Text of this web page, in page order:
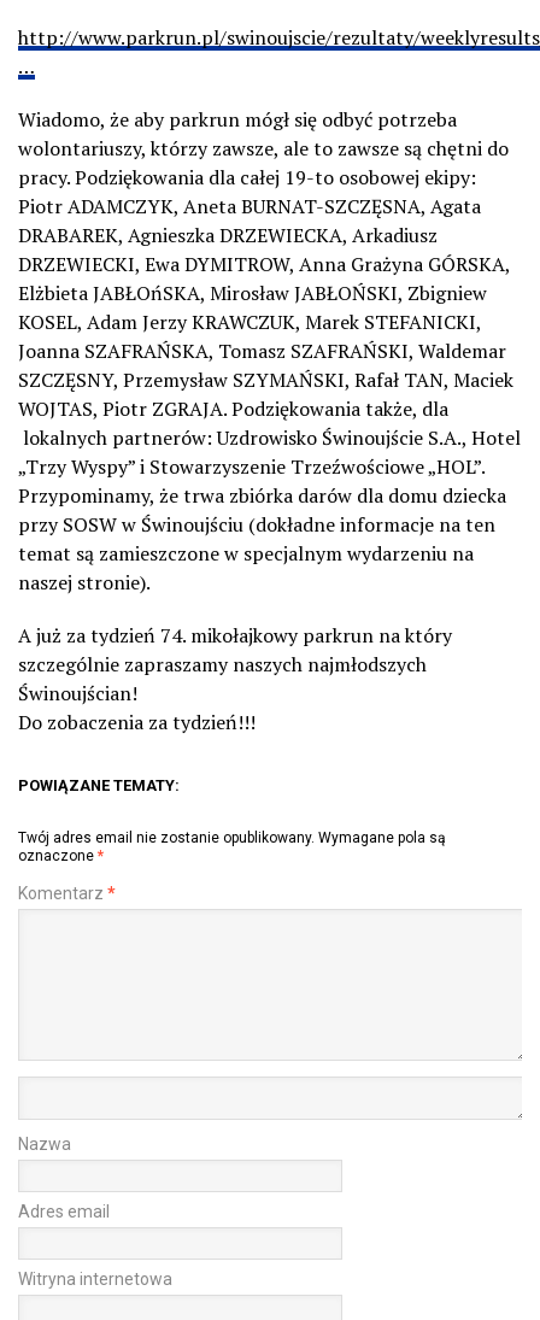
http://www.parkrun.pl/swinoujscie/rezultaty/
…
Wiadomo, że aby parkrun mógł się odbyć potrzeba
wolontariuszy, którzy zawsze, ale to zawsze są chętni do
pracy. Podziękowania dla całej 19-to osobowej ekipy:
Piotr ADAMCZYK, Aneta BURNAT-SZCZĘSNA, Agata
DRABAREK, Agnieszka DRZEWIECKA, Arkadiusz
DRZEWIECKI, Ewa DYMITROW, Anna Grażyna GÓRSKA,
Elżbieta JABŁOńSKA, Mirosław JABŁOŃSKI, Zbigniew
KOSEL, Adam Jerzy KRAWCZUK, Marek STEFANICKI,
Joanna SZAFRAŃSKA, Tomasz SZAFRAŃSKI, Waldemar
SZCZĘSNY, Przemysław SZYMAŃSKI, Rafał TAN, Maciek
WOJTAS, Piotr ZGRAJA. Podziękowania także, dla
lokalnych partnerów: Uzdrowisko Świnoujście S.A., Hotel
„Trzy Wyspy” i Stowarzyszenie Trzeźwościowe „HOL”.
Przypominamy, że trwa zbiórka darów dla domu dziecka
przy SOSW w Świnoujściu (dokładne informacje na ten
temat są zamieszczone w specjalnym wydarzeniu na
naszej stronie).
A już za tydzień 74. mikołajkowy parkrun na który
szczególnie zapraszamy naszych najmłodszych
Świnoujścian!
Do zobaczenia za tydzień!!!
POWIĄZANE TEMATY:
Twój adres email nie zostanie opublikowany. Wymagane pola są
oznaczone *
Komentarz *
Nazwa
Adres email
Witryna internetowa